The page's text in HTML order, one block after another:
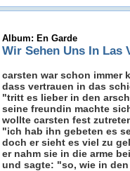
Album: En Garde
Wir Sehen Uns In Las
carsten war schon immer
dass vertrauen in das
"tritt es lieber in den
seine freundin machte
wollte carsten fest
"ich hab ihn gebeten es
doch er sieht es viel zu
er nahm sie in die arme
und sagte: "so, wie in